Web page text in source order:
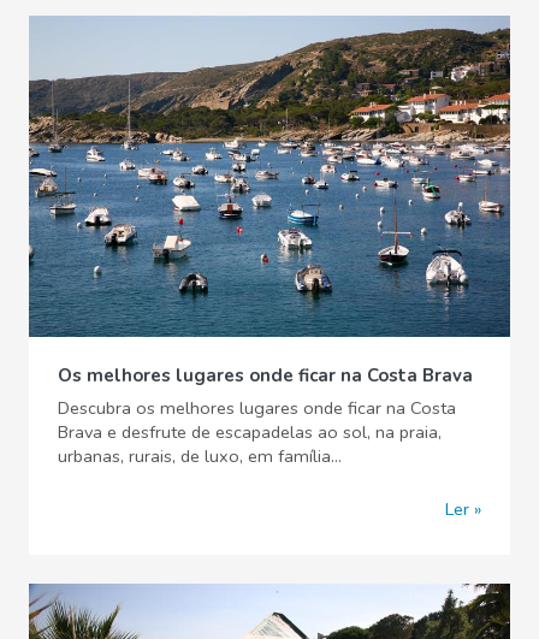
Os melhores lugares onde ficar na Costa Brava
Descubra os melhores lugares onde ficar na Costa
Brava e desfrute de escapadelas ao sol, na praia,
urbanas, rurais, de luxo, em família...
Ler